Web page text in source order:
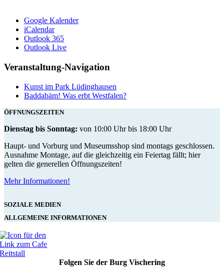
Google Kalender
iCalendar
Outlook 365
Outlook Live
Veranstaltung-Navigation
Kunst im Park Lüdinghausen
Baddabäm! Was erbt Westfalen?
ÖFFNUNGSZEITEN
Dienstag bis Sonntag: von 10:00 Uhr bis 18:00 Uhr
Haupt- und Vorburg und Museumsshop sind montags geschlossen.
Ausnahme Montage, auf die gleichzeitig ein Feiertag fällt; hier
gelten die generellen Öffnungszeiten!
Mehr Informationen!
SOZIALE MEDIEN
ALLGEMEINE INFORMATIONEN
Folgen Sie der Burg Vischering